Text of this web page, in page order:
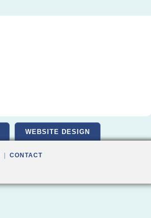
WEBSITE DESIGN
CONTACT